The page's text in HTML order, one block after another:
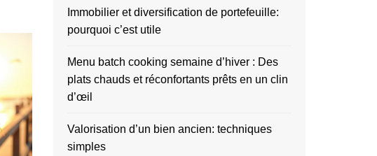
Immobilier et diversification de portefeuille:
pourquoi c’est utile
Menu batch cooking semaine d’hiver : Des
plats chauds et réconfortants prêts en un clin
d’œil
Valorisation d’un bien ancien: techniques
simples